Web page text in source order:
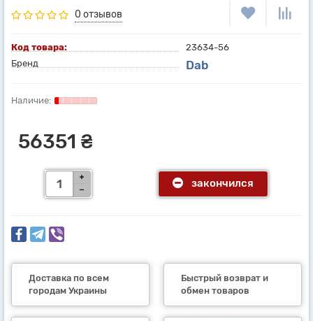
0 отзывов
Код товара:
23634-56
Бренд
Dab
56351 ₴
закончился
Доставка по всем
городам Украины
Быстрый возврат и
обмен товаров